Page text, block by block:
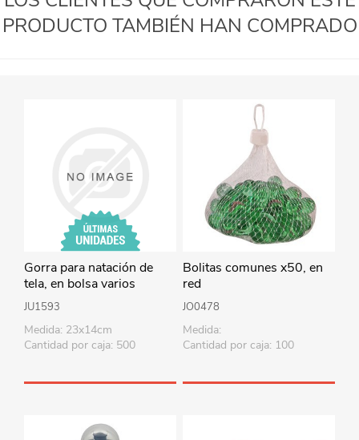
PRODUCTO TAMBIÉN HAN COMPRADO
Gorra para natación de
tela, en bolsa varios
colores
JU1593
Medida: 23x14cm
Cantidad por caja: 500
Bolitas comunes x50, en
red
JO0478
Medida:
Cantidad por caja: 100